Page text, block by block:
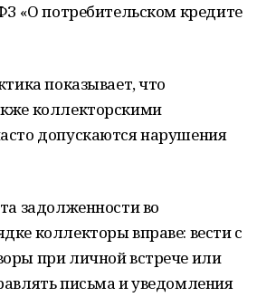
«О потребительском кредите
показывает, что
коллекторскими
допускаются нарушения
задолженности во
коллекторы вправе: вести с
при личной встрече или
письма и уведомления